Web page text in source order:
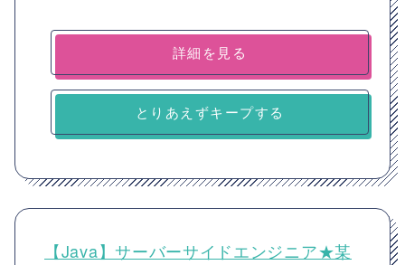
詳細を見る
とりあえずキープする
【Java】サーバーサイドエンジニア★某